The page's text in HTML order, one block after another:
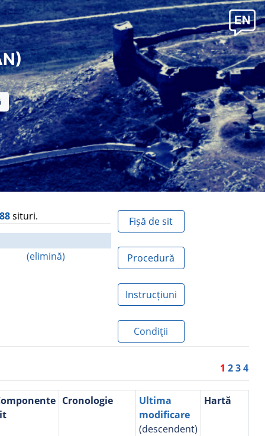
situri.
(elimină)
Fișă de sit
Procedură
Instrucțiuni
Condiţii
1234
Cronologie
Ultima
modificare
(descendent)
Hartă